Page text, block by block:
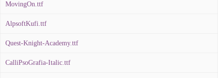
MovingOn.ttf
AlpsoftKufi.ttf
Quest-Knight-Academy.ttf
CalliPsoGrafia-Italic.ttf